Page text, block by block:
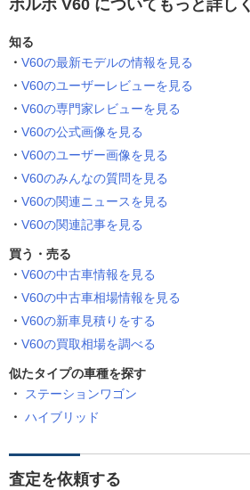
ボルボ V60 についてもっと詳しく
知る
V60の最新モデルの情報を見る
V60のユーザーレビューを見る
V60の専門家レビューを見る
V60の公式画像を見る
V60のユーザー画像を見る
V60のみんなの質問を見る
V60の関連ニュースを見る
V60の関連記事を見る
買う・売る
V60の中古車情報を見る
V60の中古車相場情報を見る
V60の新車見積りをする
V60の買取相場を調べる
似たタイプの車種を探す
ステーションワゴン
ハイブリッド
査定を依頼する